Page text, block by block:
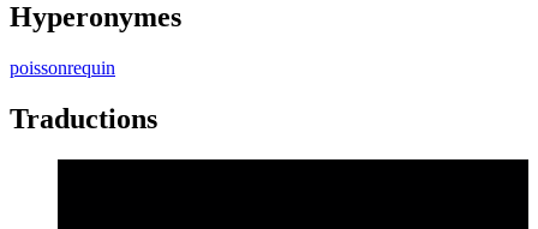
Hyperonymes
poissonrequin
Traductions